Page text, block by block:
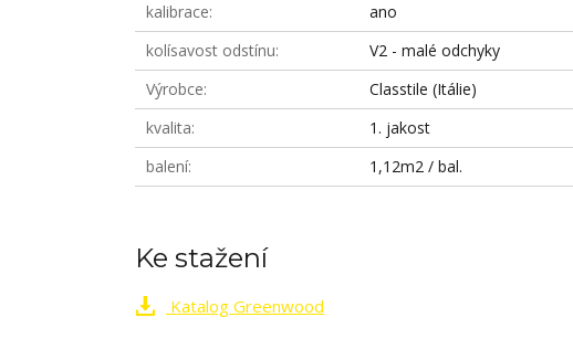
kalibrace
ano
kolísavost odstínu
V2 - malé odchyky
Výrobce
Classtile (Itálie)
kvalita
1. jakost
balení
1,12m2 / bal.
Ke stažení
Katalog Greenwood